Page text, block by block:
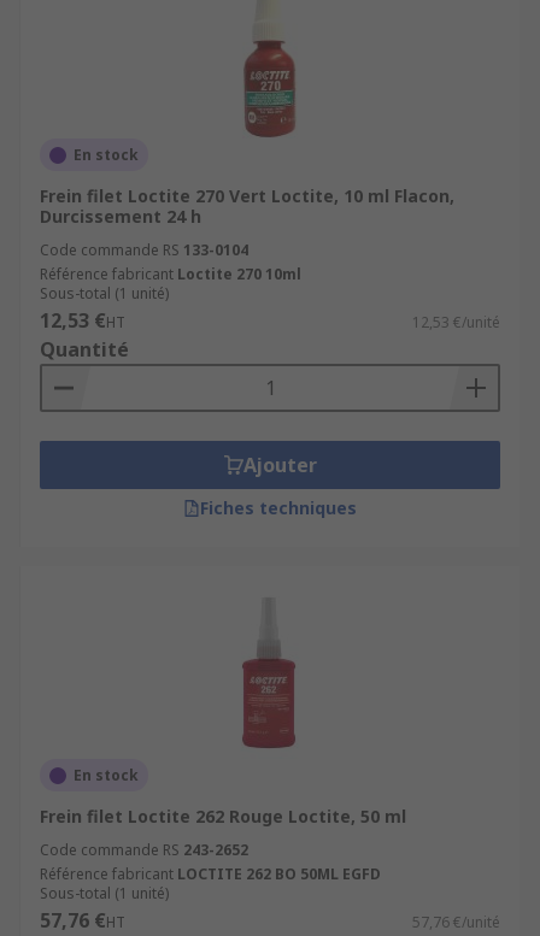
En stock
Frein filet Loctite 270 Vert Loctite, 10 ml Flacon,
Durcissement 24 h
Code commande RS 133-0104
Référence fabricant Loctite 270 10ml
Sous-total (1 unité)
12,53 €HT 12,53 €/unité
Quantité
Ajouter
Fiches techniques
En stock
Frein filet Loctite 262 Rouge Loctite, 50 ml
Code commande RS 243-2652
Référence fabricant LOCTITE 262 BO 50ML EGFD
Sous-total (1 unité)
57,76 €HT 57,76 €/unité